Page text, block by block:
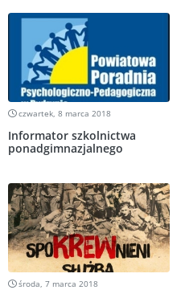
czwartek, 8 marca 2018
Informator szkolnictwa
ponadgimnazjalnego
środa, 7 marca 2018